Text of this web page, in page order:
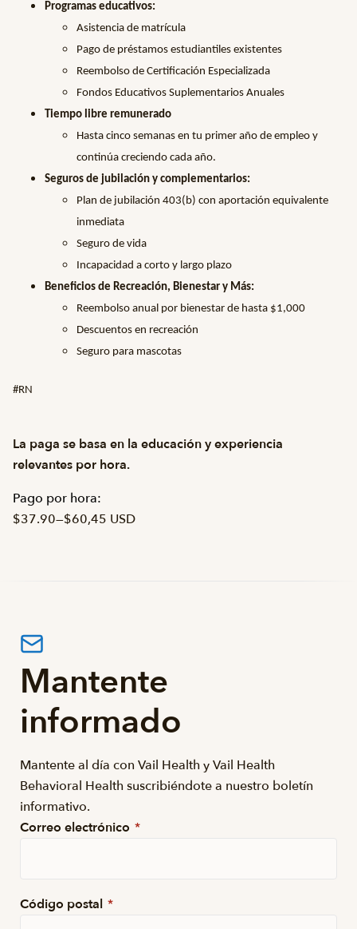
Programas educativos:
Asistencia de matrícula
Pago de préstamos estudiantiles existentes
Reembolso de Certificación Especializada
Fondos Educativos Suplementarios Anuales
Tiempo libre remunerado
Hasta cinco semanas en tu primer año de empleo y
continúa creciendo cada año.
Seguros de jubilación y complementarios:
Plan de jubilación 403(b) con aportación equivalente
inmediata
Seguro de vida
Incapacidad a corto y largo plazo
Beneficios de Recreación, Bienestar y Más:
Reembolso anual por bienestar de hasta $1,000
Descuentos en recreación
Seguro para mascotas
#RN
La paga se basa en la educación y experiencia
relevantes por hora.
Pago por hora:
$37.90—$60,45 USD
Mantente
informado
Mantente al día con Vail Health y Vail Health
Behavioral Health suscribiéndote a nuestro boletín
informativo.
Correo electrónico *
Código postal *